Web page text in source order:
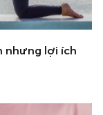
nhưng lợi ích